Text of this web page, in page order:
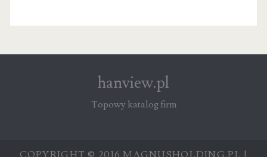
hanview.pl
Topowy katalog firm